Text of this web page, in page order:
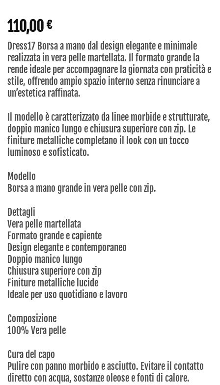
110,00 €
Dress17 Borsa a mano dal design elegante e minimale
realizzata in vera pelle martellata. Il formato grande la
rende ideale per accompagnare la giornata con praticità e
stile, offrendo ampio spazio interno senza rinunciare a
un’estetica raffinata.
Il modello è caratterizzato da linee morbide e strutturate,
doppio manico lungo e chiusura superiore con zip. Le
finiture metalliche completano il look con un tocco
luminoso e sofisticato.
Modello
Borsa a mano grande in vera pelle con zip.
Dettagli
Vera pelle martellata
Formato grande e capiente
Design elegante e contemporaneo
Doppio manico lungo
Chiusura superiore con zip
Finiture metalliche lucide
Ideale per uso quotidiano e lavoro
Composizione
100% Vera pelle
Cura del capo
Pulire con panno morbido e asciutto. Evitare il contatto
diretto con acqua, sostanze oleose e fonti di calore.